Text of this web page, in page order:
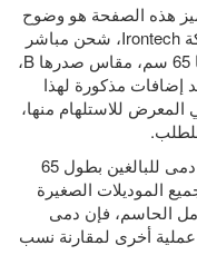
هذه الصفحة هو وضوح
المعلومات الأساسية للشراء: دمية من ماركة Irontech، شحن مباشر
من المصنع، مصنوعة من مادة TPE، طولها 65 سم، مقاس صدرها B،
/ 7.71 رطل. لا توجد إضافات مذكورة لهذا
المعرض للاستلهام منها،
دمى للبالغين بطول 65
الموديلات الصغيرة
الحاسم، فإن دمى
عملية أخرى لمقارنة نسب